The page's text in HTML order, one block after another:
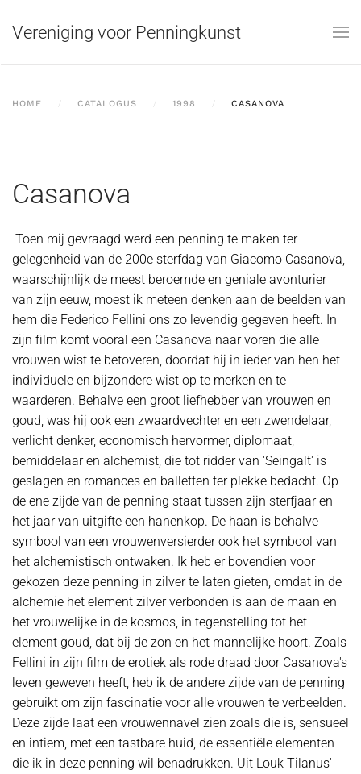
Skip to main content
Vereniging voor Penningkunst
HOME CATALOGUS 1998 CASANOVA
Casanova
Toen mij gevraagd werd een penning te maken ter
gelegenheid van de 200e sterfdag van Giacomo Casanova,
waarschijnlijk de meest beroemde en geniale avonturier
van zijn eeuw, moest ik meteen denken aan de beelden van
hem die Federico Fellini ons zo levendig gegeven heeft. In
zijn film komt vooral een Casanova naar voren die alle
vrouwen wist te betoveren, doordat hij in ieder van hen het
individuele en bijzondere wist op te merken en te
waarderen. Behalve een groot liefhebber van vrouwen en
goud, was hij ook een zwaardvechter en een zwendelaar,
verlicht denker, economisch hervormer, diplomaat,
bemiddelaar en alchemist, die tot ridder van 'Seingalt' is
geslagen en romances en balletten ter plekke bedacht. Op
de ene zijde van de penning staat tussen zijn sterfjaar en
het jaar van uitgifte een hanenkop. De haan is behalve
symbool van een vrouwenversierder ook het symbool van
het alchemistisch ontwaken. Ik heb er bovendien voor
gekozen deze penning in zilver te laten gieten, omdat in de
alchemie het element zilver verbonden is aan de maan en
het vrouwelijke in de kosmos, in tegenstelling tot het
element goud, dat bij de zon en het mannelijke hoort. Zoals
Fellini in zijn film de erotiek als rode draad door Casanova's
leven geweven heeft, heb ik de andere zijde van de penning
gebruikt om zijn fascinatie voor alle vrouwen te verbeelden.
Deze zijde laat een vrouwennavel zien zoals die is, sensueel
en intiem, met een tastbare huid, de essentiële elementen
die ik in deze penning wil benadrukken. Uit Louk Tilanus'